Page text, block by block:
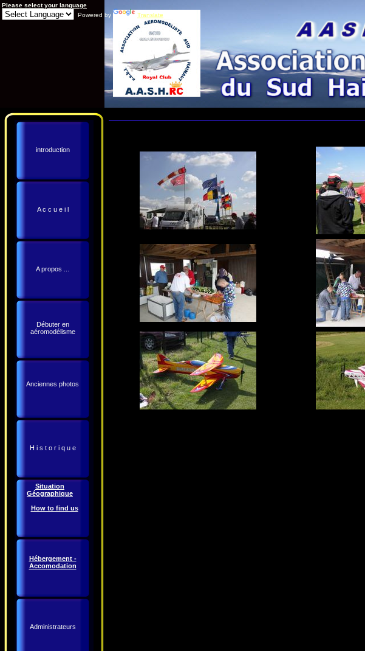
Please select your language
Powered by
Translate
introduction
A c c u e i l
A propos ...
Débuter en
aéromodélisme
Anciennes photos
H i s t o r i q u e
Situation
Géographique
How to find us
Hébergement -
Accomodation
Administrateurs